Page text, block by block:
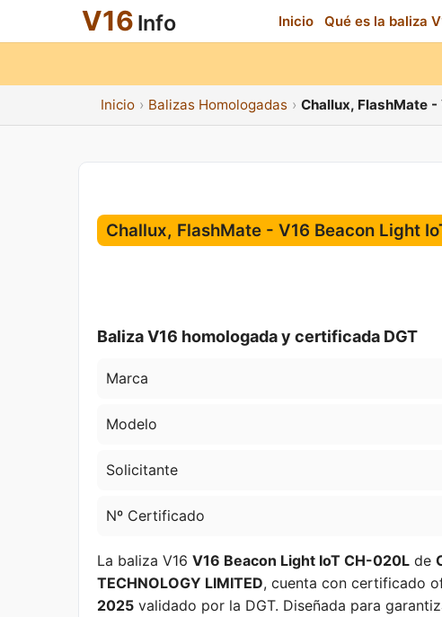
V16 Info Inicio Qué es la baliza
Inicio Balizas Homologadas Challux, FlashMate -
Challux, FlashMate - V16 Beacon Light
Baliza V16 homologada y certificada DGT
Marca
Modelo
Solicitante
Nº Certificado
La baliza V16 V16 Beacon Light IoT CH-020L de
TECHNOLOGY LIMITED, cuenta con certificado
2025 validado por la DGT. Diseñada para